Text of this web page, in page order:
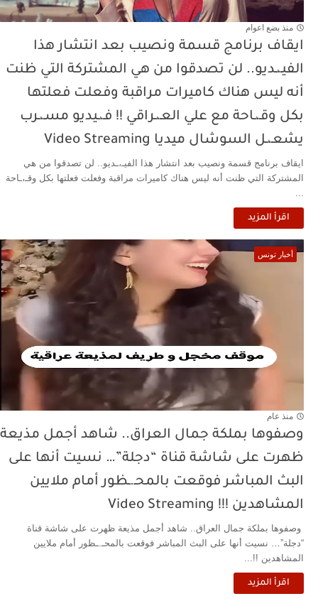
منذ بضع اعوام
ايقاف برنامج قسمة ونصيب بعد انتشار هذا
الفيـ،ـديو.. لن تصدقوا من هي المشتركة التي ظنت
أنه ليس هناك كاميرات مراقبة وفعلت فعلتها
بكل وقـ،ـاحة مع علي العـ،ـراقي !! فـ،ـيديو مسـ،ـرب
يشعـ،ـل السوشال ميديا Video Streaming
ايقاف برنامج قسمة ونصيب بعد انتشار هذا الفيـ،ـديو.. لن تصدقوا من هي
المشتركة التي ظنت أنه ليس هناك كاميرات مراقبة وفعلت فعلتها بكل وقـ،ـاحة
...
اقرأ المزيد
أخبار تونس
منذ عام
وصفوها بملكة جمال العراق.. شاهد أجمل مذيعة
ظهرت على شاشة قناة “دجلة”… نسيت أنها على
البث المباشر فوقعت بالمحـ.ـظور أمام ملايين
المشاهدين !!! Video Streaming
وصفوها بملكة جمال العراق.. شاهد أجمل مذيعة ظهرت على شاشة قناة
“دجلة”… نسيت أنها على البث المباشر فوقعت بالمحـ.ـظور أمام ملايين
المشاهدين !!...
اقرأ المزيد